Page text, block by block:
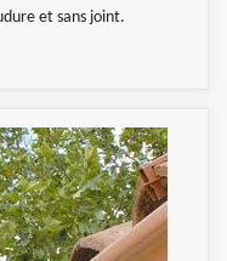
et sans joint.